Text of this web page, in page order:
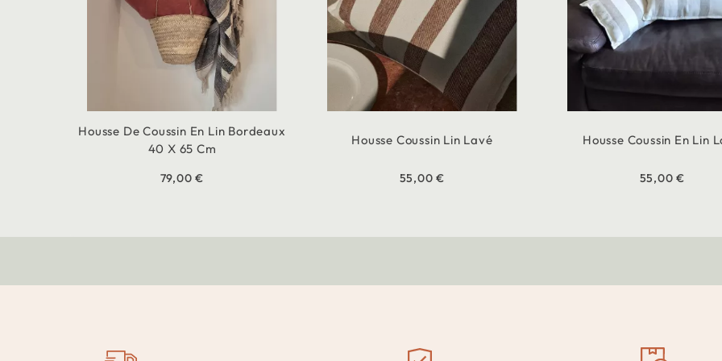
Housse De Coussin En Lin Bordeaux
40 X 65 Cm
79,00 €
Housse Coussin Lin Lavé
55,00 €
Housse Coussin En Lin
55,00 €